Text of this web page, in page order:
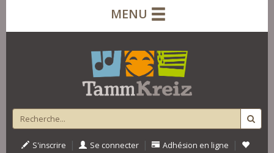
MENU
S'inscrire | Se connecter | Adhésion en ligne |